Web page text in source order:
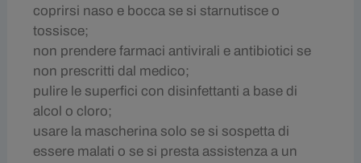
coprirsi naso e bocca se si starnutisce o
tossisce;
non prendere farmaci antivirali e antibiotici se
non prescritti dal medico;
pulire le superfici con disinfettanti a base di
alcol o cloro;
usare la mascherina solo se si sospetta di
essere malati o se si presta assistenza a un